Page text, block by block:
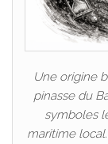
Une origine
pinasse du
symboles
maritime